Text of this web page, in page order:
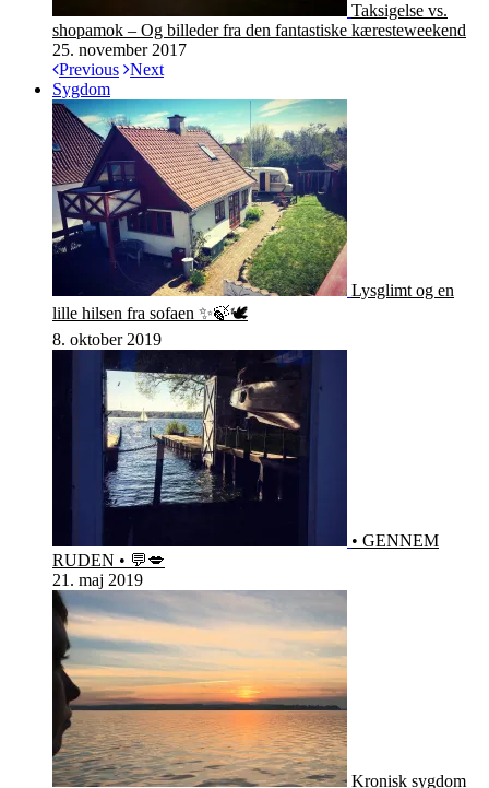
Taksigelse vs.
shopamok – Og billeder fra den fantastiske kæresteweekend
25. november 2017
Previous Next
Sygdom
Lysglimt og en
lille hilsen fra sofaen ✨🍃🕊
8. oktober 2019
• GENNEM
RUDEN • 💬💋
21. maj 2019
Kronisk sygdom